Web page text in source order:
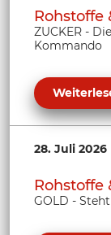
Rohstoffe
ZUCKER -
Kommando
28. Juli 2026
Rohstoffe
GOLD -